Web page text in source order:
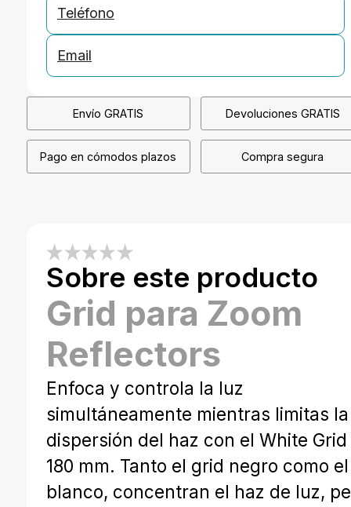
Teléfono
Email
Envío GRATIS Devoluciones GRATIS
Pago en cómodos plazos Compra segura
Sobre este producto
Grid para Zoom
Reflectors
Enfoca y controla la luz
simultáneamente mientras limitas la
dispersión del haz con el White Grid
180 mm. Tanto el grid negro como el
blanco, concentran el haz de luz,